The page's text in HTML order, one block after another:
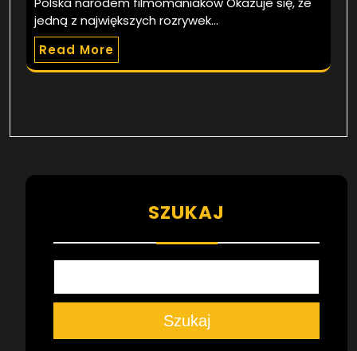
jedną z największych rozrywek…
Read More
SZUKAJ
Szukaj